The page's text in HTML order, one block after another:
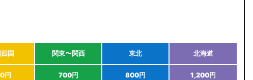
国 関東〜関西 東北 北海道
円 700円 800円 1,200円